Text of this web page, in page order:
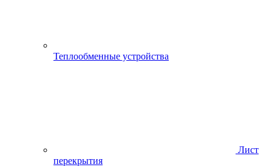
Теплообменные устройства
Лист
перекрытия